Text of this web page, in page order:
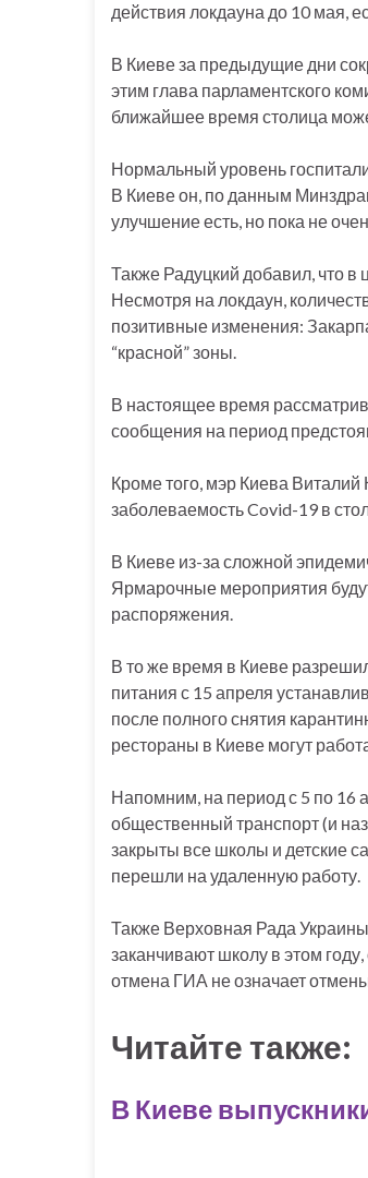
действия локдауна до 10 мая,
В Киеве за предыдущие дни
этим глава парламентского
ближайшее время столица
Нормальный уровень
В Киеве он, по данным
улучшение есть, но пока не
Также Радуцкий добавил, что в
Несмотря на локдаун,
позитивные изменения:
“красной” зоны.
В настоящее время
сообщения на период
Кроме того, мэр Киева Виталий
заболеваемость Covid-19 в
В Киеве из-за сложной
Ярмарочные мероприятия
распоряжения.
В то же время в Киеве
питания с 15 апреля
после полного снятия
рестораны в Киеве могут
Напомним, на период с 5 по 16
общественный транспорт (и
закрыты все школы и детские
перешли на удаленную работу.
Также Верховная Рада
заканчивают школу в этом
отмена ГИА не означает
Читайте также:
В Киеве